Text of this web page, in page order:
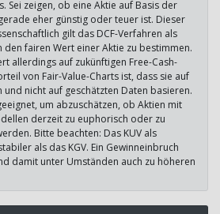
Sei zeigen, ob eine Aktie auf Basis der
eher günstig oder teuer ist. Dieser
gilt das DCF-Verfahren als
den fairen Wert einer Aktie zu bestimmen.
allerdings auf zukünftigen Free-Cash-
von Fair-Value-Charts ist, dass sie auf
nicht auf geschätzten Daten basieren.
um abzuschätzen, ob Aktien mit
derzeit zu euphorisch oder zu
Bitte beachten: Das KUV als
als das KGV. Ein Gewinneinbruch
damit unter Umständen auch zu höheren